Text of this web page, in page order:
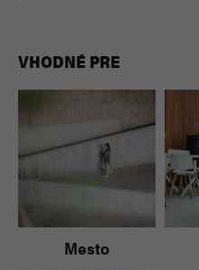
VHODNÉ PRE
Mesto